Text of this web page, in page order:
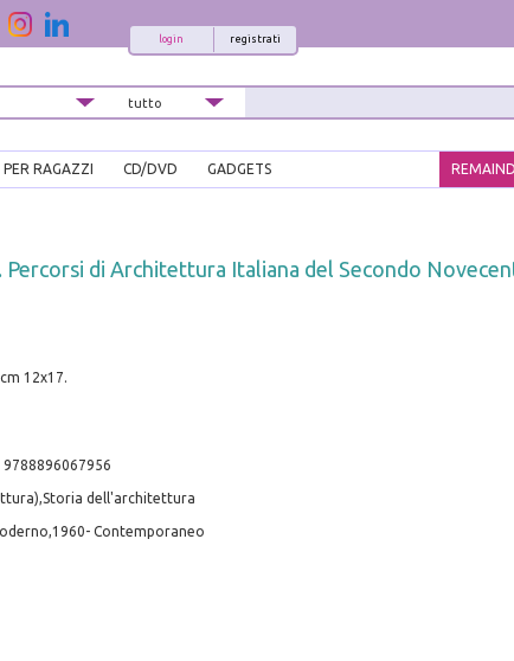
registrati
login
PER RAGAZZI CD/DVD GADGETS
Percorsi di Architettura Italiana del Secondo
12x17.
9788896067956
dell'architettura
Contemporaneo